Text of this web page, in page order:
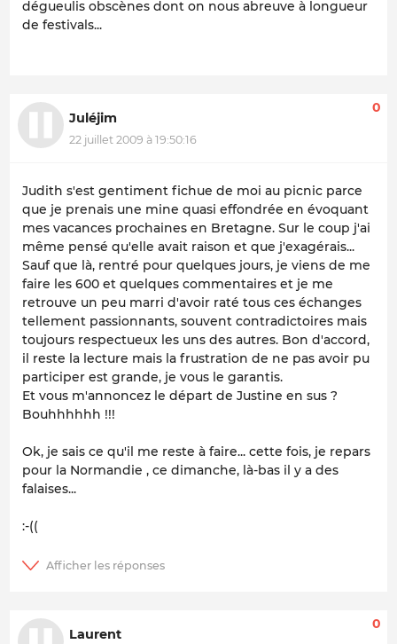
dégueulis obscènes dont on nous abreuve à longueur
de festivals...
Juléjim
22 juillet 2009 à 19:50:16
0
Judith s'est gentiment fichue de moi au picnic parce
que je prenais une mine quasi effondrée en évoquant
mes vacances prochaines en Bretagne. Sur le coup j'ai
même pensé qu'elle avait raison et que j'exagérais...
Sauf que là, rentré pour quelques jours, je viens de me
faire les 600 et quelques commentaires et je me
retrouve un peu marri d'avoir raté tous ces échanges
tellement passionnants, souvent contradictoires mais
toujours respectueux les uns des autres. Bon d'accord,
il reste la lecture mais la frustration de ne pas avoir pu
participer est grande, je vous le garantis.
Et vous m'annoncez le départ de Justine en sus ?
Bouhhhhhh !!!
Ok, je sais ce qu'il me reste à faire... cette fois, je repars
pour la Normandie , ce dimanche, là-bas il y a des
falaises...
:-((
Laurent
0